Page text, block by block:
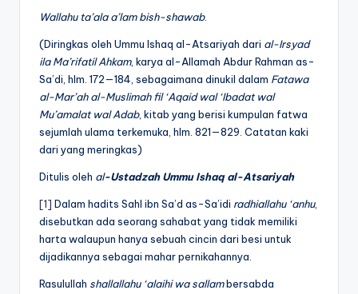
Wallahu ta’ala a’lam bish-shawab.
(Diringkas oleh Ummu Ishaq al-Atsariyah dari al-Irsyad
ila Ma’rifatilAhkam, karya al-Allamah Abdur Rahman as-
Sa’di, hlm. 172—184, sebagaimana dinukil dalam Fatawa
al-Mar’ah al-Muslimah fil ‘Aqaid wal ‘Ibadat wal
Mu’amalat wal Adab, kitab yang berisi kumpulan fatwa
sejumlah ulama terkemuka, hlm. 821—829. Catatan kaki
dari yang meringkas)
Ditulis oleh al-Ustadzah Ummu Ishaq al-Atsariyah
[1] Dalam hadits Sahl ibn Sa’d as-Sa’idi radhiallahu ‘anhu,
disebutkan ada seorang sahabat yang tidak memiliki
harta walaupun hanya sebuah cincin dari besi untuk
dijadikannya sebagai mahar pernikahannya.
Rasulullah shallallahu ‘alaihi wa sallambersabda